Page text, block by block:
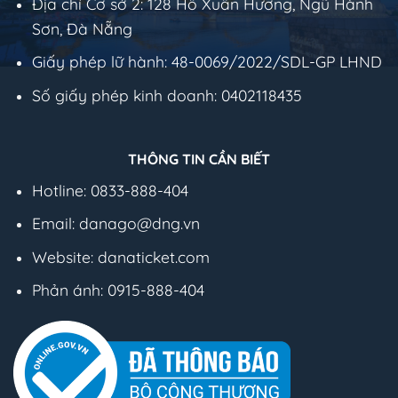
Sơn, Đà Nẵng
Giấy phép lữ hành: 48-0069/2022/SDL-GP LHND
Số giấy phép kinh doanh: 0402118435
THÔNG TIN CẦN BIẾT
Hotline: 0833-888-404
Email: danago@dng.vn
Website: danaticket.com
Phản ánh: 0915-888-404